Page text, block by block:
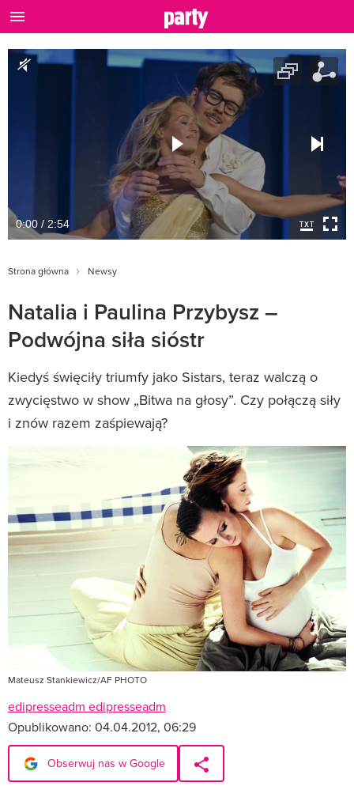
0:00 / 2:54
Strona główna Newsy
Natalia i Paulina Przybysz –
Podwójna siła sióstr
Kiedyś święciły triumfy jako Sistars, teraz walczą o
zwycięstwo w show „Bitwa na głosy”. Czy połączą siły
i znów razem zaśpiewają?
Mateusz Stankiewicz/AF PHOTO
edipresseadm edipresseadm
Opublikowano: 04.04.2012, 06:29
Obserwuj nas w Google